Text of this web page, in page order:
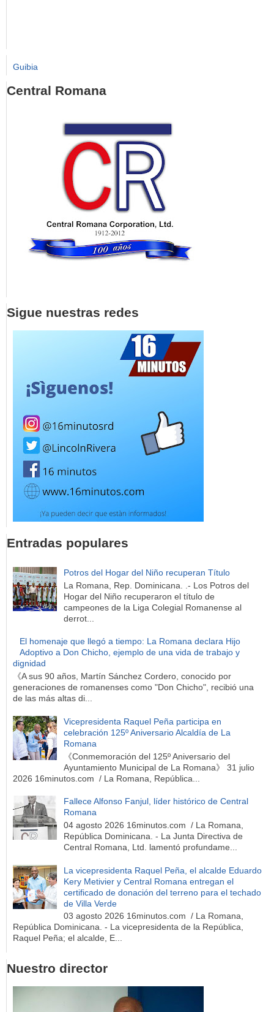
Guibia
Central Romana
Sigue nuestras redes
Entradas populares
Potros del Hogar del Niño recuperan Título
La Romana, Rep. Dominicana. .- Los Potros del
Hogar del Niño recuperaron el título de
campeones de la Liga Colegial Romanense al
derrot...
El homenaje que llegó a tiempo: La Romana declara Hijo
Adoptivo a Don Chicho, ejemplo de una vida de trabajo y
dignidad
《A sus 90 años, Martín Sánchez Cordero, conocido por
generaciones de romanenses como "Don Chicho", recibió una
de las más altas di...
Vicepresidenta Raquel Peña participa en
celebración 125º Aniversario Alcaldía de La
Romana
《Conmemoración del 125º Aniversario del
Ayuntamiento Municipal de La Romana》 31 julio
2026 16minutos.com / La Romana, República...
Fallece Alfonso Fanjul, líder histórico de Central
Romana
04 agosto 2026 16minutos.com / La Romana,
República Dominicana. - La Junta Directiva de
Central Romana, Ltd. lamentó profundame...
La vicepresidenta Raquel Peña, el alcalde Eduardo
Kery Metivier y Central Romana entregan el
certificado de donación del terreno para el techado
de Villa Verde
03 agosto 2026 16minutos.com / La Romana,
República Dominicana. - La vicepresidenta de la República,
Raquel Peña; el alcalde, E...
Nuestro director